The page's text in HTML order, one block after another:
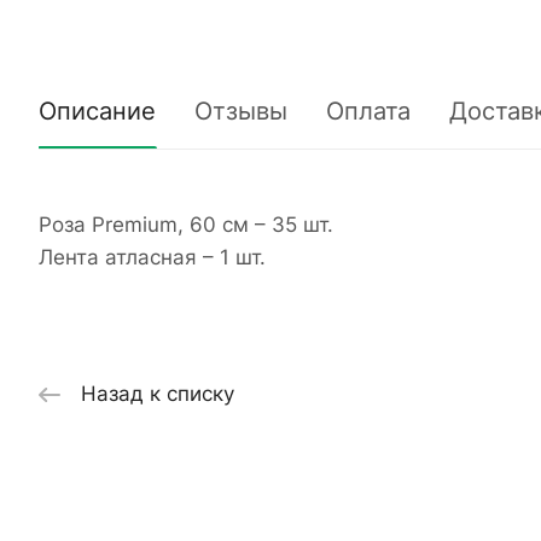
Описание Отзывы Оплата
Роза Premium, 60 см – 35 шт.
Лента атласная – 1 шт.
Назад к списку